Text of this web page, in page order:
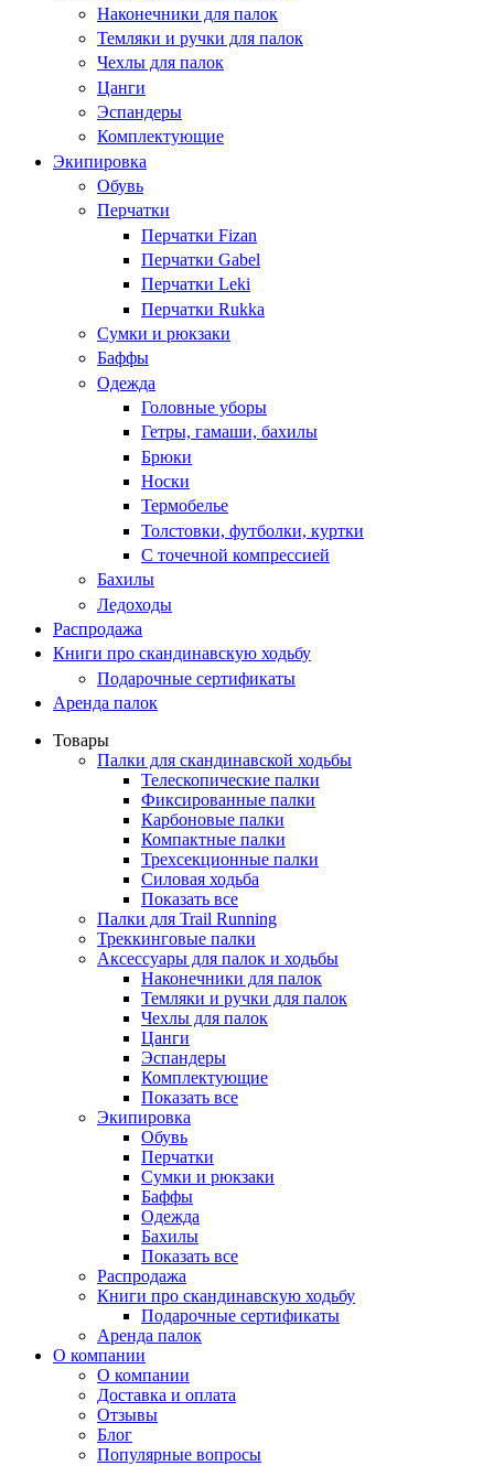
Наконечники для палок
Темляки и ручки для палок
Чехлы для палок
Цанги
Эспандеры
Комплектующие
Экипировка
Обувь
Перчатки
Перчатки Fizan
Перчатки Gabel
Перчатки Leki
Перчатки Rukka
Сумки и рюкзаки
Баффы
Одежда
Головные уборы
Гетры, гамаши, бахилы
Брюки
Носки
Термобелье
Толстовки, футболки, куртки
С точечной компрессией
Бахилы
Ледоходы
Распродажа
Книги про скандинавскую ходьбу
Подарочные сертификаты
Аренда палок
Товары
Палки для скандинавской ходьбы
Телескопические палки
Фиксированные палки
Карбоновые палки
Компактные палки
Трехсекционные палки
Силовая ходьба
Показать все
Палки для Trail Running
Треккинговые палки
Аксессуары для палок и ходьбы
Наконечники для палок
Темляки и ручки для палок
Чехлы для палок
Цанги
Эспандеры
Комплектующие
Показать все
Экипировка
Обувь
Перчатки
Сумки и рюкзаки
Баффы
Одежда
Бахилы
Показать все
Распродажа
Книги про скандинавскую ходьбу
Подарочные сертификаты
Аренда палок
О компании
О компании
Доставка и оплата
Отзывы
Блог
Популярные вопросы